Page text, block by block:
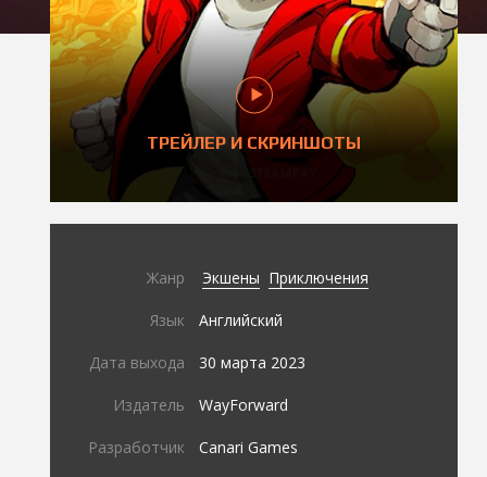
ТРЕЙЛЕР И СКРИНШОТЫ
Жанр Экшены Приключения
Язык Английский
Дата выхода 30 марта 2023
Издатель WayForward
Разработчик Canari Games